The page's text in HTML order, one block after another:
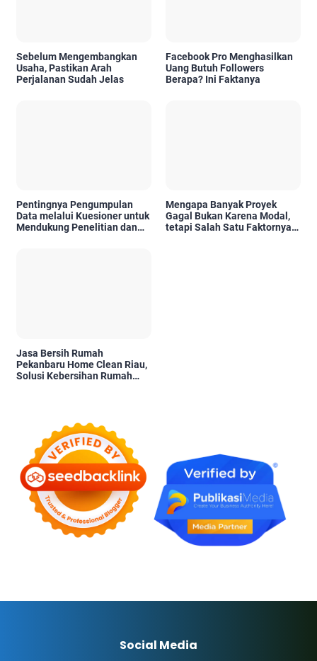
Sebelum Mengembangkan
Usaha, Pastikan Arah
Perjalanan Sudah Jelas
Facebook Pro Menghasilkan
Uang Butuh Followers
Berapa? Ini Faktanya
Pentingnya Pengumpulan
Data melalui Kuesioner untuk
Mendukung Penelitian dan
Mengapa Banyak Proyek
Gagal Bukan Karena Modal,
tetapi Salah Satu Faktornya
Jasa Bersih Rumah
Pekanbaru Home Clean Riau,
Solusi Kebersihan Rumah
Social Media